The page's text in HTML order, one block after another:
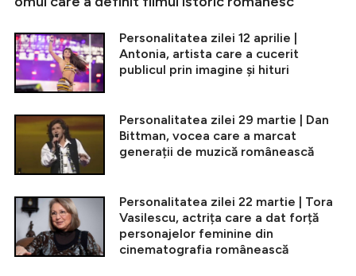
Personalitatea zilei 12 aprilie |
Antonia, artista care a cucerit
publicul prin imagine și hituri
Personalitatea zilei 29 martie | Dan
Bittman, vocea care a marcat
generații de muzică românească
Personalitatea zilei 22 martie | Tora
Vasilescu, actrița care a dat forță
personajelor feminine din
cinematografia românească